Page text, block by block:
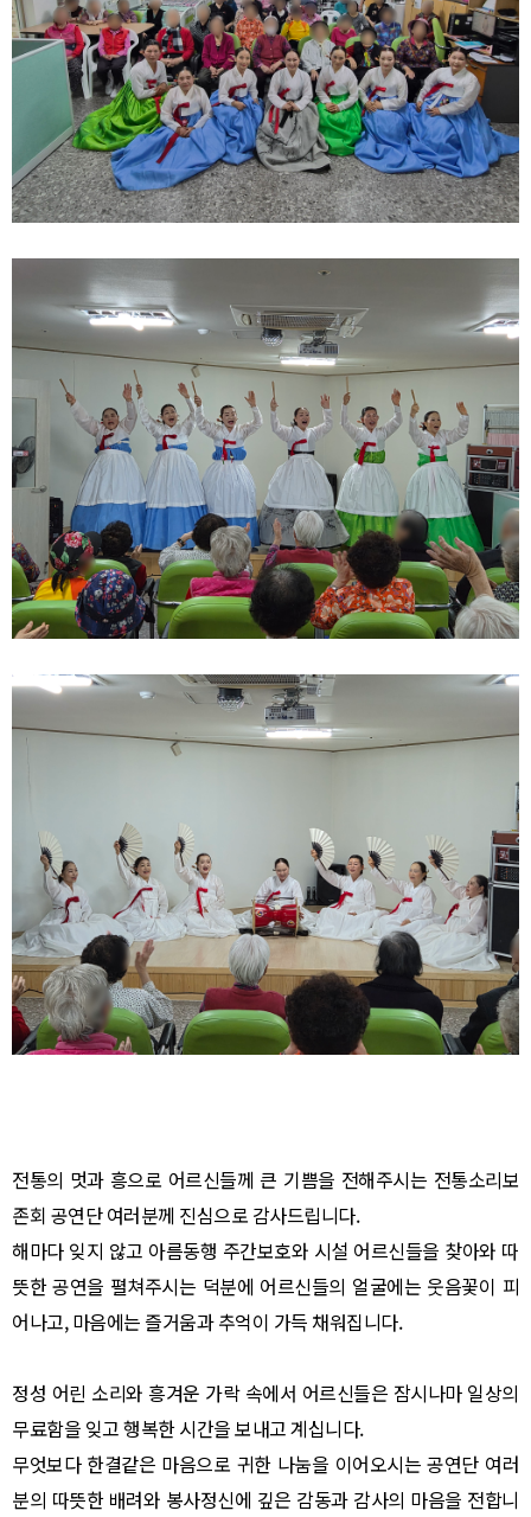
전통의 멋과 흥으로 어르신들께 큰 기쁨을 전해주시는 전통소리보
존회 공연단 여러분께 진심으로 감사드립니다.
해마다 잊지 않고 아름동행 주간보호와 시설 어르신들을 찾아와 따
뜻한 공연을 펼쳐주시는 덕분에 어르신들의 얼굴에는 웃음꽃이 피
어나고, 마음에는 즐거움과 추억이 가득 채워집니다.
정성 어린 소리와 흥겨운 가락 속에서 어르신들은 잠시나마 일상의
무료함을 잊고 행복한 시간을 보내고 계십니다.
무엇보다 한결같은 마음으로 귀한 나눔을 이어오시는 공연단 여러
분의 따뜻한 배려와 봉사정신에 깊은 감동과 감사의 마음을 전합니